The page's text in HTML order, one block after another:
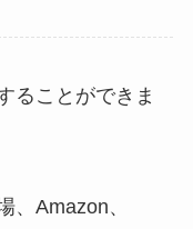
ることができま
、Amazon、